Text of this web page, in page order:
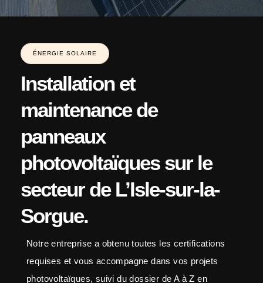
ÉNERGIE SOLAIRE
Installation et
maintenance de
panneaux
photovoltaïques sur le
secteur de L’Isle-sur-la-
Sorgue.
Notre entreprise a obtenu toutes les certifications
requises et vous accompagne dans vos projets
photovoltaïques, suivi du dossier de A à Z en